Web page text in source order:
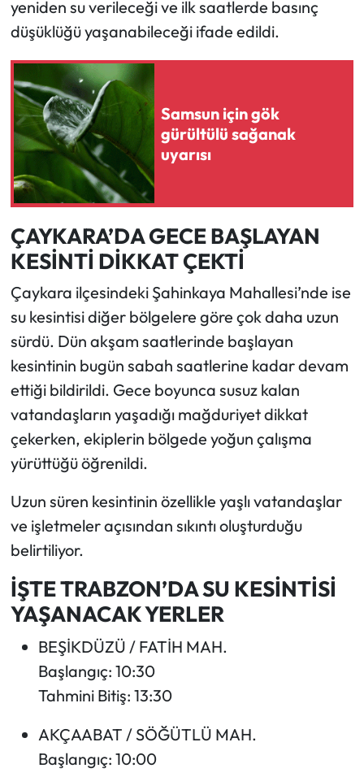
yeniden su verileceği ve ilk saatlerde basınç
düşüklüğü yaşanabileceği ifade edildi.
Samsun için gök
gürültülü sağanak
uyarısı
ÇAYKARA’DA GECE BAŞLAYAN
KESİNTİ DİKKAT ÇEKTİ
Çaykara ilçesindeki Şahinkaya Mahallesi’nde ise
su kesintisi diğer bölgelere göre çok daha uzun
sürdü. Dün akşam saatlerinde başlayan
kesintinin bugün sabah saatlerine kadar devam
ettiği bildirildi. Gece boyunca susuz kalan
vatandaşların yaşadığı mağduriyet dikkat
çekerken, ekiplerin bölgede yoğun çalışma
yürüttüğü öğrenildi.
Uzun süren kesintinin özellikle yaşlı vatandaşlar
ve işletmeler açısından sıkıntı oluşturduğu
belirtiliyor.
İŞTE TRABZON’DA SU KESİNTİSİ
YAŞANACAK YERLER
BEŞİKDÜZÜ / FATİH MAH.
Başlangıç: 10:30
Tahmini Bitiş: 13:30
AKÇAABAT / SÖĞÜTLÜ MAH.
Başlangıç: 10:00